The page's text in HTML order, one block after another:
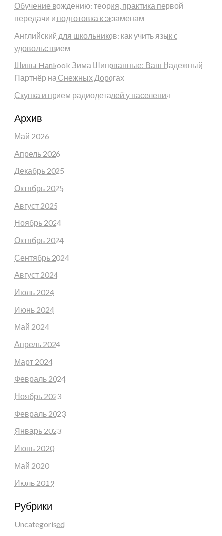
Обучение вождению: теория, практика первой
передачи и подготовка к экзаменам
Английский для школьников: как учить язык с
удовольствием
Шины Hankook Зима Шипованные: Ваш Надежный
Партнёр на Снежных Дорогах
Скупка и прием радиодеталей у населения
Архив
Май 2026
Апрель 2026
Декабрь 2025
Октябрь 2025
Август 2025
Ноябрь 2024
Октябрь 2024
Сентябрь 2024
Август 2024
Июль 2024
Июнь 2024
Май 2024
Апрель 2024
Март 2024
Февраль 2024
Ноябрь 2023
Февраль 2023
Январь 2023
Июнь 2020
Май 2020
Июль 2019
Рубрики
Uncategorised